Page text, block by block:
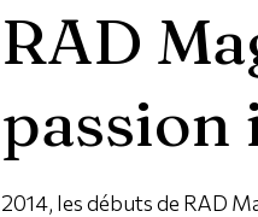
RAD
passion
2014, les débuts de RAD